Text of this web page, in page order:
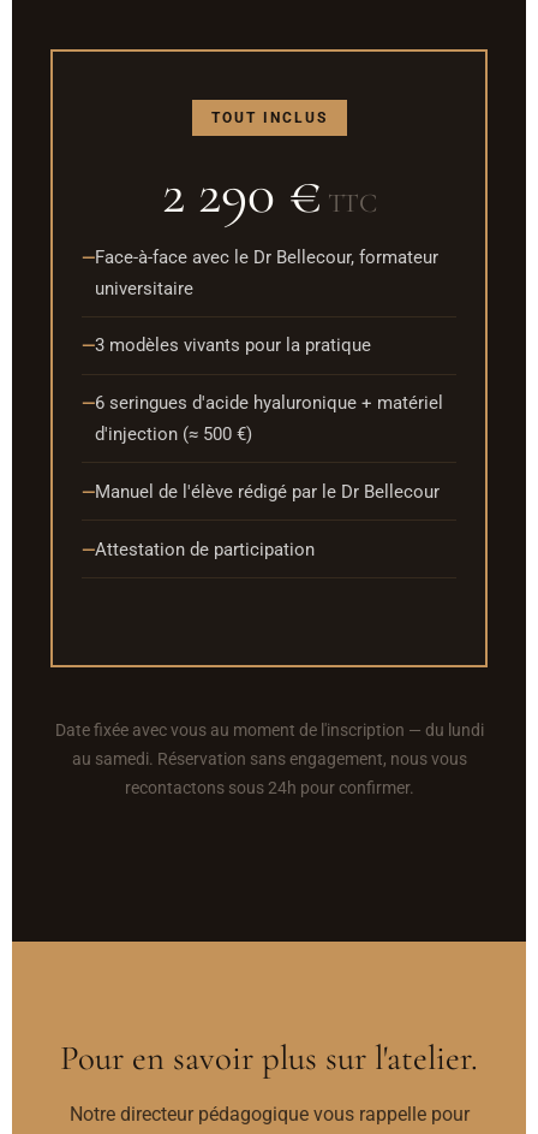
TOUT INCLUS
2 290 € TTC
Face-à-face avec le Dr Bellecour, formateur
universitaire
3 modèles vivants pour la pratique
6 seringues d'acide hyaluronique + matériel
d'injection (≈ 500 €)
Manuel de l'élève rédigé par le Dr Bellecour
Attestation de participation
Date fixée avec vous au moment de l'inscription — du lundi
au samedi. Réservation sans engagement, nous vous
recontactons sous 24h pour confirmer.
Pour en savoir plus sur l'atelier.
Notre directeur pédagogique vous rappelle pour